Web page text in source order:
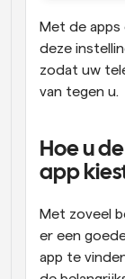
Met de
deze
zodat uw
van tegen u.
Hoe u
app
Met zoveel
er een
app te